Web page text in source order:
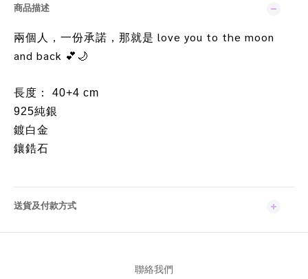
商品描述
兩個人，一份承諾，那就是 love you to the moon
and back 💕🌙
長度： 40+4 cm
925純銀
鍍白金
鑲鋯石
送貨及付款方式
聯絡我們